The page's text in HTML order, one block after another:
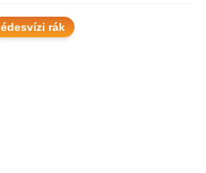
édesvízi rák